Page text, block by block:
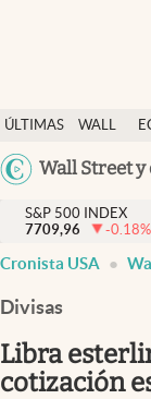
ÚLTIMAS
NOTICIAS
WALL
DÓLAR
Wall Street
Finanzas y economía
Wall Street y dólar
Inmigración
Espiritual
S&P 500 INDEX
7709,96
-0.18%
Cronista USA
Divisas
Libra
cotización